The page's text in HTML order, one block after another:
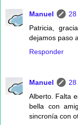
Manuel
Patricia,
dejamos paso
Responder
Manuel
Alberto. Falta
bella con
sincronía con